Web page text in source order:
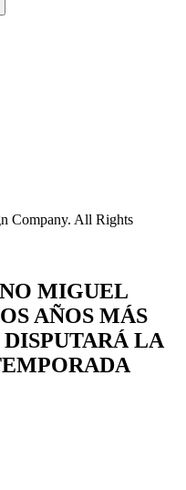
Company. All Rights
MIGUEL
AÑOS MÁS
LA